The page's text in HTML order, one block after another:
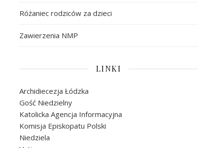
Różaniec rodziców za dzieci
Zawierzenia NMP
LINKI
Archidiecezja Łódzka
Gość Niedzielny
Katolicka Agencja Informacyjna
Komisja Episkopatu Polski
Niedziela